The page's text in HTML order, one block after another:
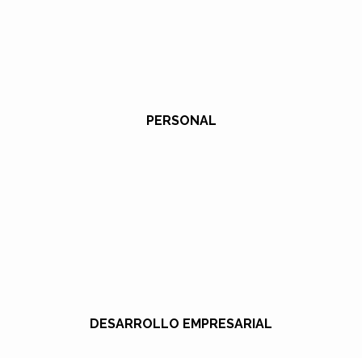
PERSONAL
DESARROLLO EMPRESARIAL